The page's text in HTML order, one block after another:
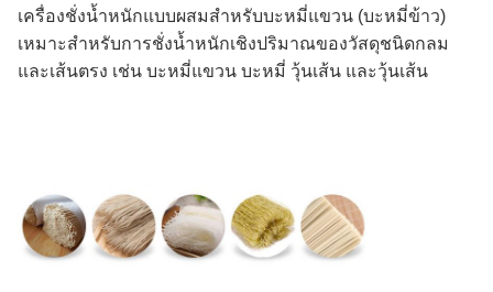
เครื่องชั่งน้ำหนักแบบผสมสำหรับบะหมี่แขวน (บะหมี่ข้าว)
เหมาะสำหรับการชั่งน้ำหนักเชิงปริมาณของวัสดุชนิดกลม
และเส้นตรง เช่น บะหมี่แขวน บะหมี่ วุ้นเส้น และวุ้นเส้น